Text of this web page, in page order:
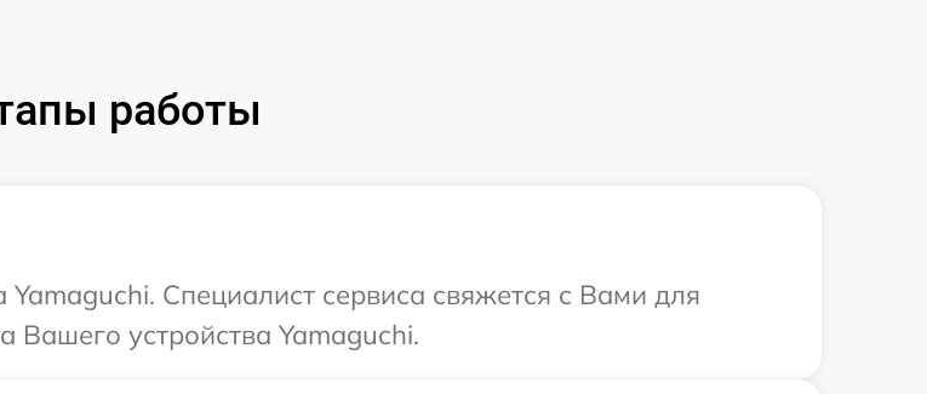
работы
Yamaguchi. Специалист сервиса свяжется с Вами для
Вашего устройства Yamaguchi.